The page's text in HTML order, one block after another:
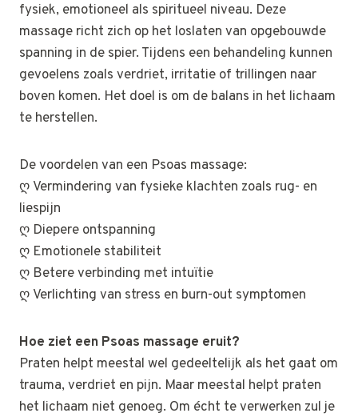
fysiek, emotioneel als spiritueel niveau. Deze
massage richt zich op het loslaten van opgebouwde
spanning in de spier. Tijdens een behandeling kunnen
gevoelens zoals verdriet, irritatie of trillingen naar
boven komen. Het doel is om de balans in het lichaam
te herstellen.
De voordelen van een Psoas massage:
ღ Vermindering van fysieke klachten zoals rug- en
liespijn
ღ Diepere ontspanning
ღ Emotionele stabiliteit
ღ Betere verbinding met intuïtie
ღ Verlichting van stress en burn-out symptomen
Hoe ziet een Psoas massage eruit?
Praten helpt meestal wel gedeeltelijk als het gaat om
trauma, verdriet en pijn. Maar meestal helpt praten
het lichaam niet genoeg. Om écht te verwerken zul je